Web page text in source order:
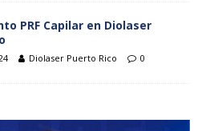
PRF Capilar en Diolaser
Diolaser Puerto Rico 0